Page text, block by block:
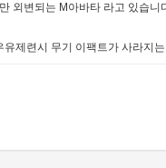
외변되는 M아바타 라고 있습니
제련시 무기 이팩트가 사라지